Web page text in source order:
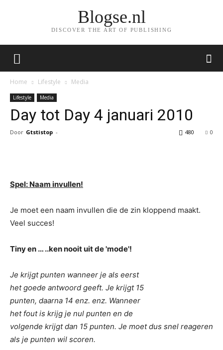
Blogse.nl
DISCOVER THE ART OF PUBLISHING
Home Lifestyle Media
Lifestyle Media
Day tot Day 4 januari 2010
Door Gtstistop - 0
480
Spel: Naam invullen!
Je moet een naam invullen die de zin kloppend maakt.
Veel succes!
Tiny en … ..ken nooit uit de 'mode'!
Je krijgt punten wanneer je als eerst
het goede antwoord geeft. Je krijgt 15
punten, daarna 14 enz. enz. Wanneer
het fout is krijg je nul punten en de
volgende krijgt dan 15 punten. Je moet dus snel reageren
als je punten wil scoren.